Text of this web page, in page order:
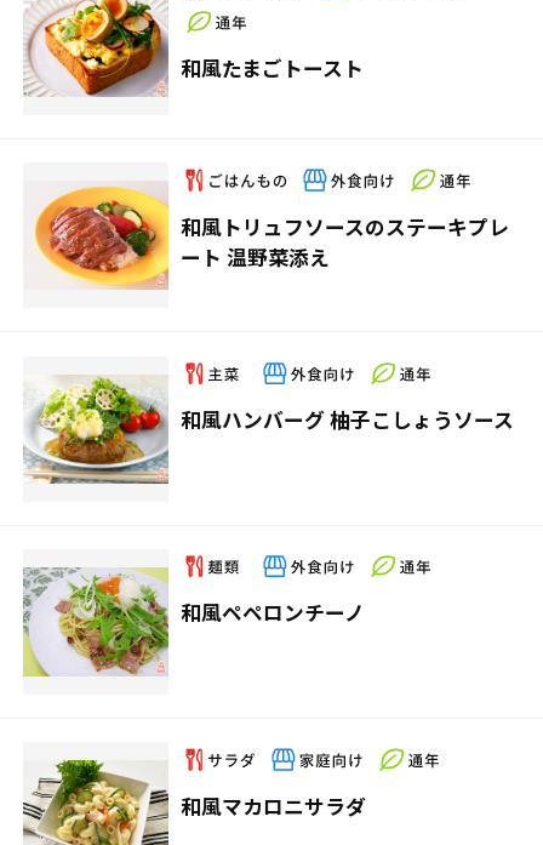
和風たまごトースト
和風トリュフソースのステーキプレ
ート 温野菜添え
和風ハンバーグ 柚子こしょうソース
和風ペペロンチーノ
和風マカロニサラダ